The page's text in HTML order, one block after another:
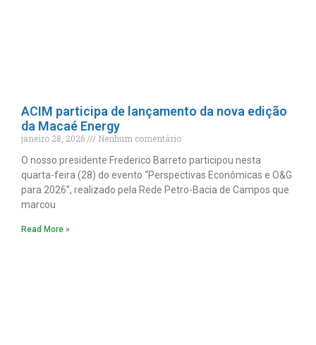
ACIM participa de lançamento da nova edição
da Macaé Energy
janeiro 28, 2026
Nenhum comentário
O nosso presidente Frederico Barreto participou nesta
quarta-feira (28) do evento “Perspectivas Econômicas e O&G
para 2026”, realizado pela Rede Petro-Bacia de Campos que
marcou
Read More »